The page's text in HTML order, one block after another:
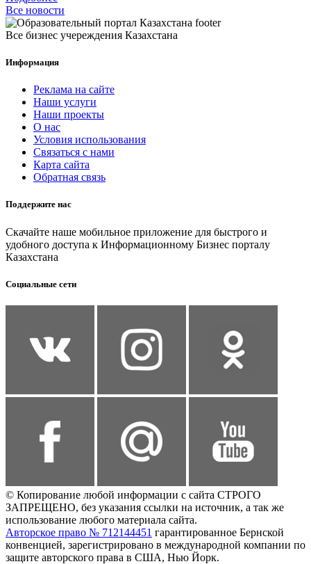
Все новости
Все бизнес учереждения Казахстана
Информация
Реклама на сайте
Наши услуги
Наши проекты
О нас
Условия использования
Связаться с нами
Карта сайта
Обратная связь
Поддержите нас
Скачайте наше мобильное приложение для быстрого и
удобного доступа к Информационному Бизнес порталу
Казахстана
Социальные сети
© Копирование любой информации с сайта СТРОГО
ЗАПРЕЩЕНО, без указания ссылки на источник, а так же
использование любого материала сайта.
Авторское право № 712144451 гарантированное Бернской
конвенцией, зарегистрировано в международной компании по
защите авторского права в США, Нью Йорк.